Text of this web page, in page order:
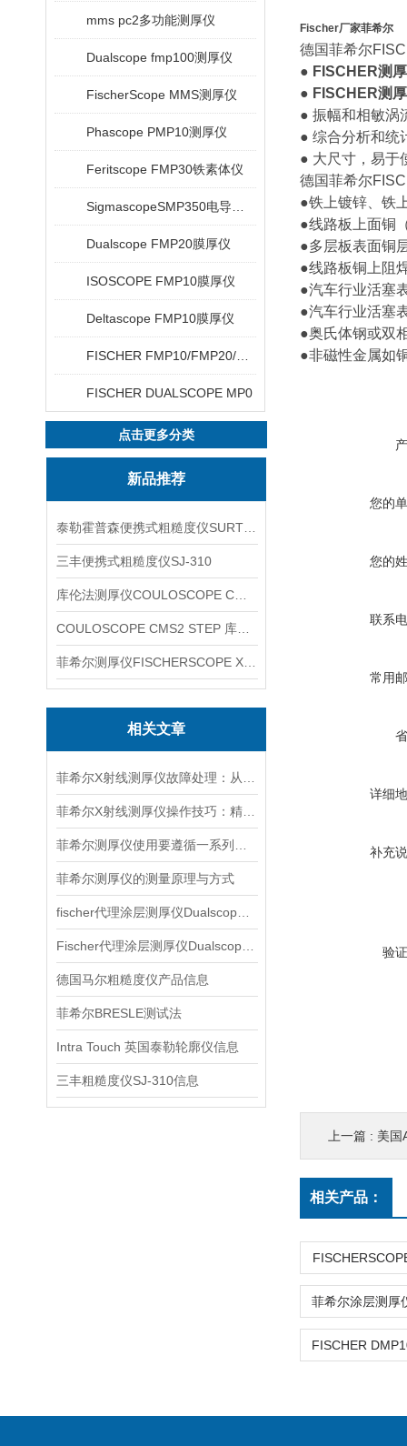
mms pc2多功能测厚仪
Dualscope fmp100测厚仪
FischerScope MMS测厚仪
Phascope PMP10测厚仪
Feritscope FMP30铁素体仪
Dualscope FMP20膜厚仪
ISOSCOPE FMP10膜厚仪
Deltascope FMP10膜厚仪
FISCHER DUALSCOPE MP0
点击更多分类
新品推荐
三丰便携式粗糙度仪SJ-310
相关文章
菲希尔测厚仪的测量原理与方式
德国马尔粗糙度仪产品信息
菲希尔BRESLE测试法
Intra Touch 英国泰勒轮廓仪信息
三丰粗糙度仪SJ-310信息
Fischer厂家菲希尔
德国菲希尔
● FISCHER测
● FISCHER测
● 振幅和相敏涡
● 综合分析和统
● 大尺寸，易于
德国菲希尔
●铁上镀锌、铁
●线路板上面铜
●多层板表面铜
●线路板铜上阻
●汽车行业活塞
●汽车行业活塞
●奥氏体钢或双
●非磁性金属如
您的
您的
联系
常用
详细
补充
验
上一篇 : 美国
相关产品：